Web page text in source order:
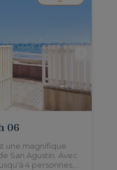
06
une magnifique
San Agustin. Avec
4 personnes,